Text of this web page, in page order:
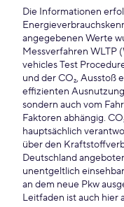
Die Informationen
angegebenen Werte
Messverfahren WLTP
vehicles Test
und der CO₂, Ausstoß
effizienten
sondern auch vom
Faktoren abhängig.
hauptsächlich
über den
Deutschland
unentgeltlich
an dem neue Pkw
Leitfaden ist auch hier